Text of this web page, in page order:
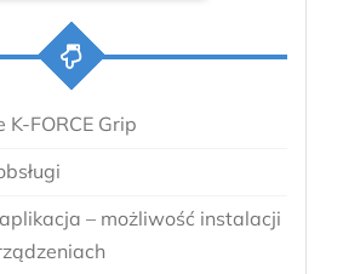
K-FORCE Grip
– możliwość instalacji